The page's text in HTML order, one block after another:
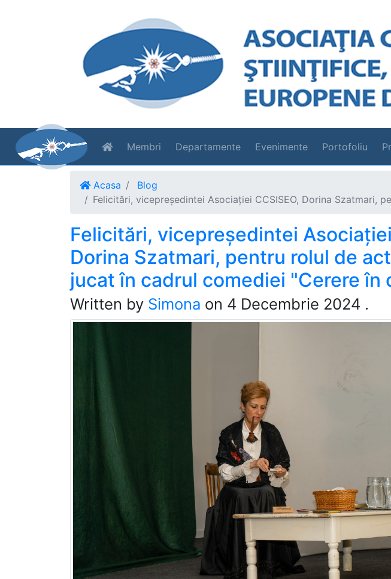
Membri Departamente Evenimente Portofoliu
Acasa
Blog
Felicitări, vicepreședintei Asociației CCSISEO, Dorina
Felicitări, vicepreședintei Asociației
Dorina Szatmari, pentru rolul de
jucat în cadrul comediei "Cerere în
Written by Simona on 4 Decembrie 2024 .